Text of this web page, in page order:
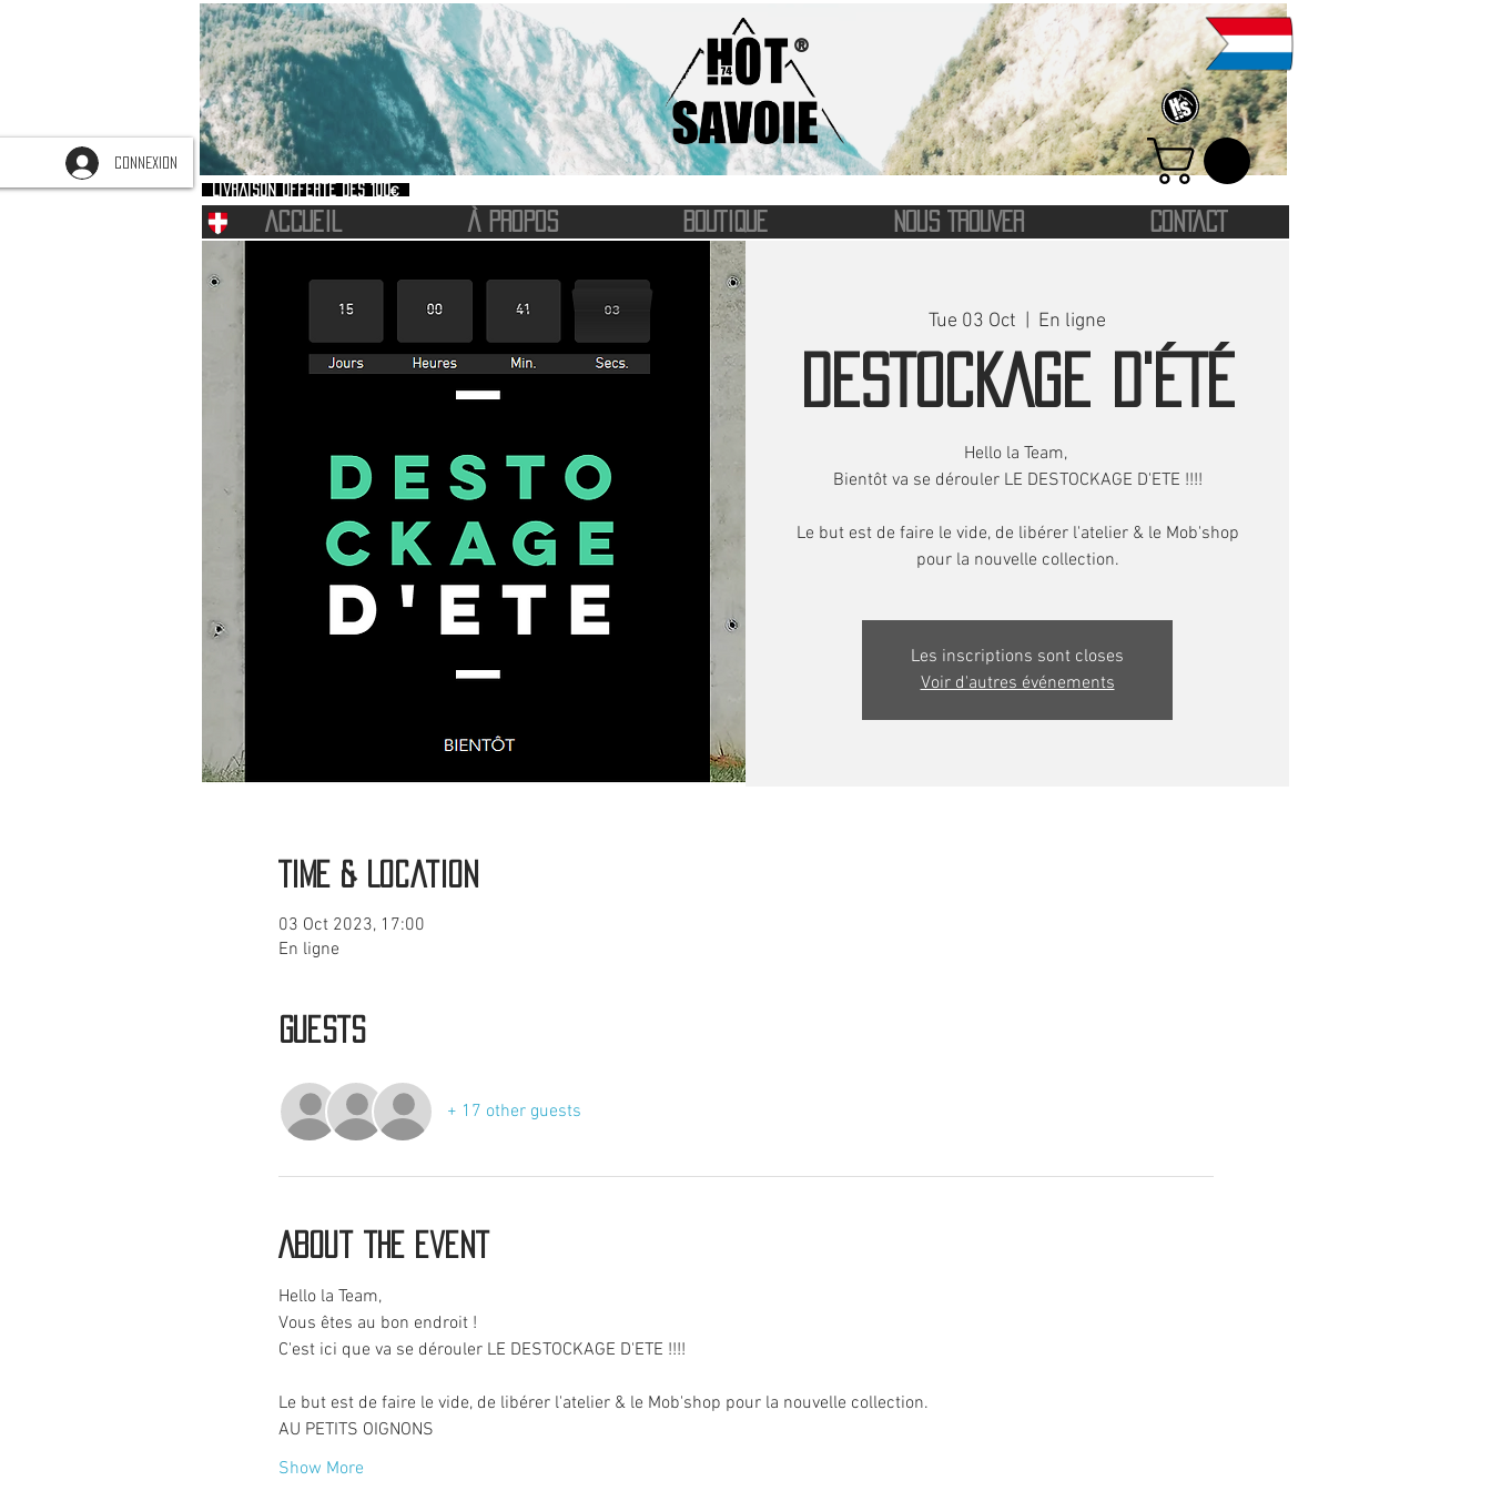
CONNEXION
®
Livraison offerte dès 100€
ACCUEIL À PROPOS BOUTIQUE NOUS TROUVER CONTACT
Tue 03 Oct En ligne
DESTOCKAGE D'ÉTÉ
Hello la Team,
Bientôt va se dérouler LE DESTOCKAGE D'ETE !!!!​
Le but est de faire le vide, de libérer l'atelier & le Mob'shop
Les inscriptions sont closes
Voir d'autres événements
Time & Location
03 Oct 2023, 17:00
En ligne
Guests
+ 17 other guests
About the event
Hello la Team,
Vous êtes au bon endroit !
C'est ici que va se dérouler LE DESTOCKAGE D'ETE !!!!
Le but est de faire le vide, de libérer l'atelier & le Mob'shop pour la nouvelle collection.
AU PETITS OIGNONS
Show More